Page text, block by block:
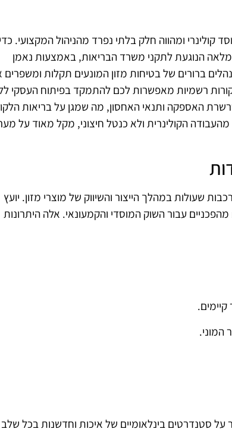
ומהווה חלק בלתי נפרד מהניהול המקצועי. כדי
הנוגעת לתקני משרד הבריאות, באמצעות נאמן
ברורים של בטיחות מזון המונעים תקלות
רשמיות מאפשרות לכם להתמקד בפיתוח העסקי
האספקה ותנאי האחסון, מה שמגן על בריאות
הקולינרית ולא כנטל חיצוני, מקל מאוד על
שעולות במהלך הייצור והשיווק של מוצרי מזון. יועץ
עבור השוק המוסדי והקמעונאי. אלה היתרונות
קיימים.
המוני.
סטנדרטים בינלאומיים של איכות וחדשנות בכל שלב